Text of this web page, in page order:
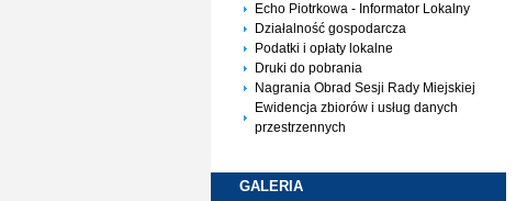
Echo Piotrkowa - Informator Lokalny
Działalność gospodarcza
Podatki i opłaty lokalne
Druki do pobrania
Nagrania Obrad Sesji Rady Miejskiej
Ewidencja zbiorów i usług danych
przestrzennych
GALERIA